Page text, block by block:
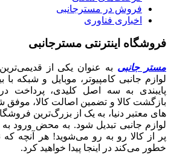
فروش در مسترجانبی
اخباری فناوری
فروشگاه اینترنتی مسترجانبی
مستر جانبی به عنوان یکی از
لوازم جانبی کامپیوتر، موبایل و شبکه
بازگشت کالا و تضمین اصالت کالا، موفق
های معتبر دنیا، به یک از بزرگ‌ترین
لوازم جانبی تبدیل شود. به محض ورود به
پر از کالا رو به رو می‌شوید! هر آنچه که
خطور می‌کند در اینجا پیدا خواهید کرد.